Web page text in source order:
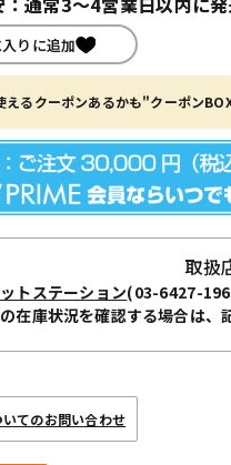
りに追加
えるクーポンあるかも"クーポン
取扱
トステーション(03-6427-
在庫状況を確認する場合は、
てのお問い合わせ